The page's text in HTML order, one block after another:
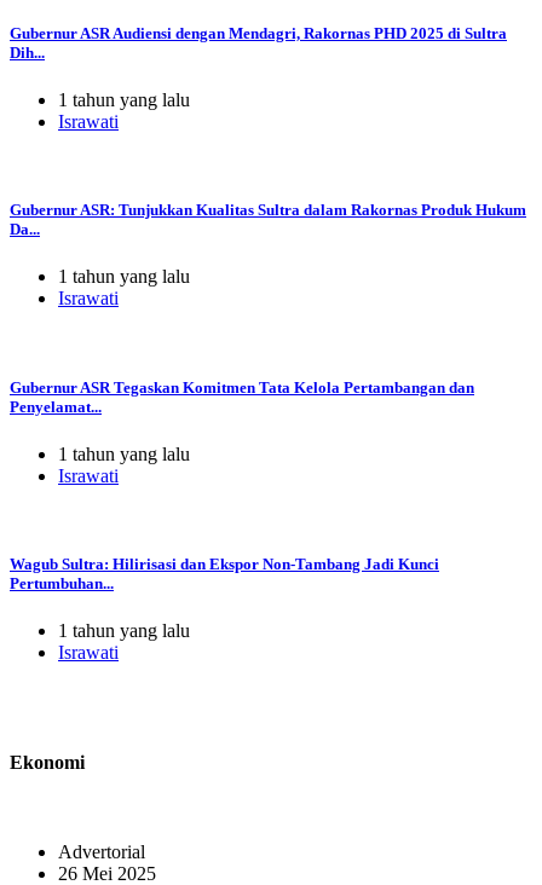
Gubernur ASR Audiensi dengan Mendagri, Rakornas PHD 2025 di Sultra
Dih...
1 tahun yang lalu
Israwati
Gubernur ASR: Tunjukkan Kualitas Sultra dalam Rakornas Produk Hukum
Da...
1 tahun yang lalu
Israwati
Gubernur ASR Tegaskan Komitmen Tata Kelola Pertambangan dan
Penyelamat...
1 tahun yang lalu
Israwati
Wagub Sultra: Hilirisasi dan Ekspor Non-Tambang Jadi Kunci
Pertumbuhan...
1 tahun yang lalu
Israwati
Ekonomi
Advertorial
26 Mei 2025